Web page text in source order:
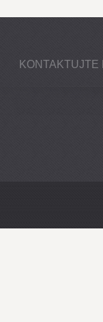
KONTAKTUJTE